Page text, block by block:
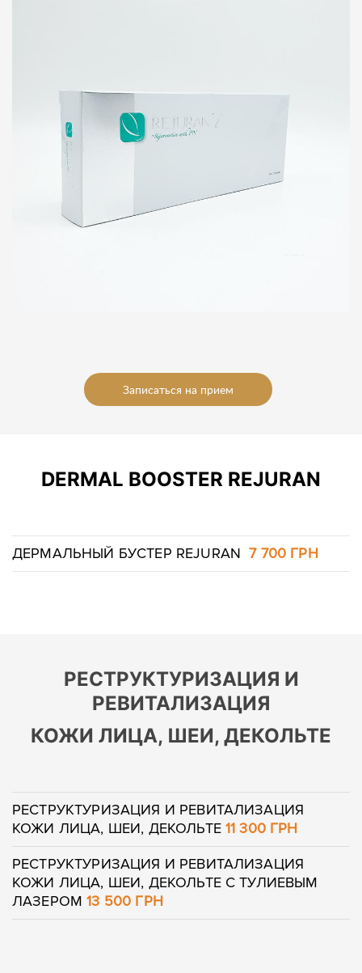
Записаться на прием
DERMAL BOOSTER REJURAN
ДЕРМАЛЬНЫЙ БУСТЕР REJURAN7 700 ГРН
РЕСТРУКТУРИЗАЦИЯ И
РЕВИТАЛИЗАЦИЯ
КОЖИ ЛИЦА, ШЕИ, ДЕКОЛЬТЕ
РЕСТРУКТУРИЗАЦИЯ И РЕВИТАЛИЗАЦИЯ
КОЖИ ЛИЦА, ШЕИ, ДЕКОЛЬТЕ11 300 ГРН
РЕСТРУКТУРИЗАЦИЯ И РЕВИТАЛИЗАЦИЯ
КОЖИ ЛИЦА, ШЕИ, ДЕКОЛЬТЕ С ТУЛИЕВЫМ
ЛАЗЕРОМ13 500 ГРН